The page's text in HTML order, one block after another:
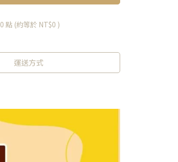
0 點 (約等於 NT$0 )
運送方式